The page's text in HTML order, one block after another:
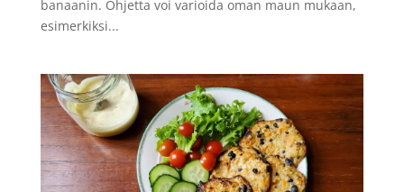
banaanin. Ohjetta voi varioida oman maun mukaan,
esimerkiksi...